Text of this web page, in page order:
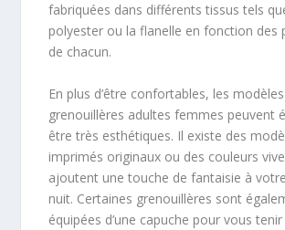
fabriquées dans différents tissus tels
polyester ou la flanelle en fonction des
de chacun.
En plus d’être confortables, les
grenouillères adultes femmes peuvent
être très esthétiques. Il existe des
imprimés originaux ou des couleurs
ajoutent une touche de fantaisie à
nuit. Certaines grenouillères sont
équipées d’une capuche pour vous